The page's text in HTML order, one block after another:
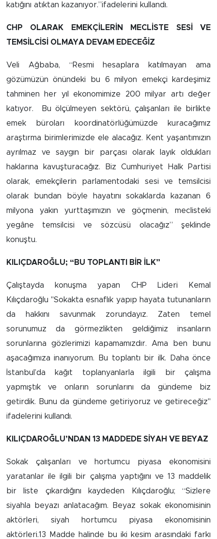
katığını atıktan kazanıyor.”ifadelerini kullandı.
CHP OLARAK EMEKÇİLERİN MECLİSTE SESİ VE
TEMSİLCİSİ OLMAYA DEVAM EDECEĞİZ
Veli Ağbaba, “Resmi hesaplara katılmayan ama
gözümüzün önündeki bu 6 milyon emekçi kardeşimiz
tahminen her yıl ekonomimize 200 milyar artı değer
katıyor. Bu ölçülmeyen sektörü, çalışanları ile birlikte
emek büroları koordinatörlüğümüzde kuracağımız
araştırma birimlerimizde ele alacağız. Kent yaşantımızın
ayrılmaz ve saygın bir parçası olarak layık oldukları
haklarına kavuşturacağız. Biz Cumhuriyet Halk Partisi
olarak, emekçilerin parlamentodaki sesi ve temsilcisi
olarak bundan böyle hayatını sokaklarda kazanan 6
milyona yakın yurttaşımızın ve göçmenin, meclisteki
yegâne temsilcisi ve sözcüsü olacağız” şeklinde
konuştu.
KILIÇDAROĞLU; “BU TOPLANTI BİR İLK”
Çalıştayda konuşma yapan CHP Lideri Kemal
Kılıçdaroğlu "Sokakta esnaflık yapıp hayata tutunanların
da hakkını savunmak zorundayız. Zaten temel
sorunumuz da görmezlikten geldiğimiz insanların
sorunlarına gözlerimizi kapamamızdır. Ama ben bunu
aşacağımıza inanıyorum. Bu toplantı bir ilk. Daha önce
İstanbul’da kağıt toplanyanlarla ilgili bir çalışma
yapmıştık ve onların sorunlarını da gündeme biz
getirdik. Bunu da gündeme getiriyoruz ve getireceğiz"
ifadelerini kullandı.
KILIÇDAROĞLU’NDAN 13 MADDEDE SİYAH VE BEYAZ
Sokak çalışanları ve hortumcu piyasa ekonomisini
yaratanlar ile ilgili bir çalışma yaptığını ve 13 maddelik
bir liste çıkardığını kaydeden Kılıçdaroğlu; “Sizlere
siyahla beyazı anlatacağım. Beyaz sokak ekonomisinin
aktörleri, siyah hortumcu piyasa ekonomisinin
aktörleri.13 Madde halinde bu iki kesim arasındaki farkı